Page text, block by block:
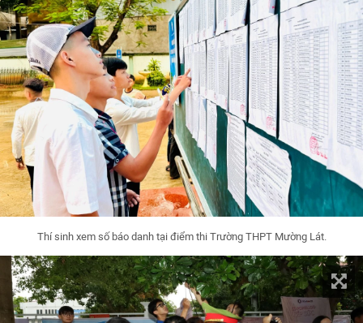
Thí sinh xem số báo danh tại điểm thi Trường THPT Mường Lát.